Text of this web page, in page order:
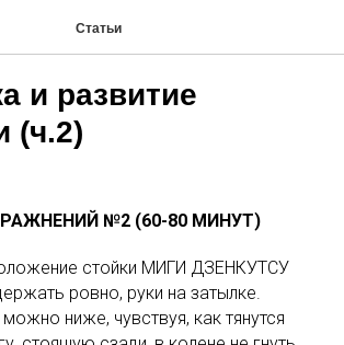
Статьи
и развитие
(ч.2)
№2 (60-80 МИНУТ)
стойки МИГИ ДЗЕНКУТСУ
ровно, руки на затылке.
ниже, чувствуя, как тянутся